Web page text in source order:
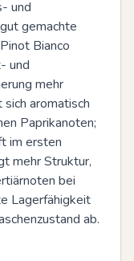
und
gemachte
Bianco
und
mehr
aromatisch
Paprikanoten;
im ersten
mehr Struktur,
bei
Lagerfähigkeit
ab.